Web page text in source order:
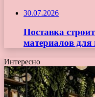
30.07.2026
Поставка
материалов для
Интересно